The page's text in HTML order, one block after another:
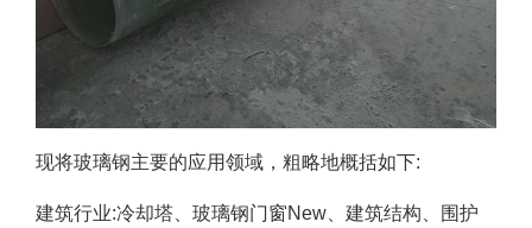
现将玻璃钢主要的应用领域，粗略地概括如下:
建筑行业:冷却塔、玻璃钢门窗New、建筑结构、围护